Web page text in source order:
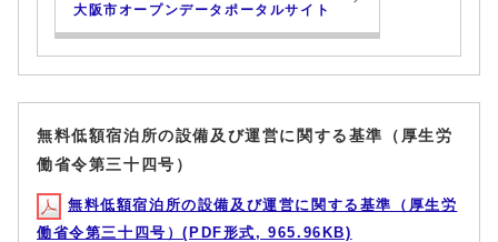
大阪市オープンデータポータルサイト
無料低額宿泊所の設備及び運営に関する基準（厚生労
働省令第三十四号）
無料低額宿泊所の設備及び運営に関する基準（厚生労
働省令第三十四号）(PDF形式, 965.96KB)